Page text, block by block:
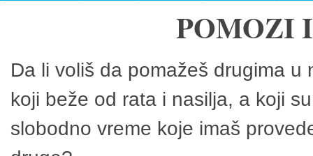
POMOZI
Da li voliš da pomažeš drugima
koji beže od rata i nasilja, a koji
slobodno vreme koje imaš